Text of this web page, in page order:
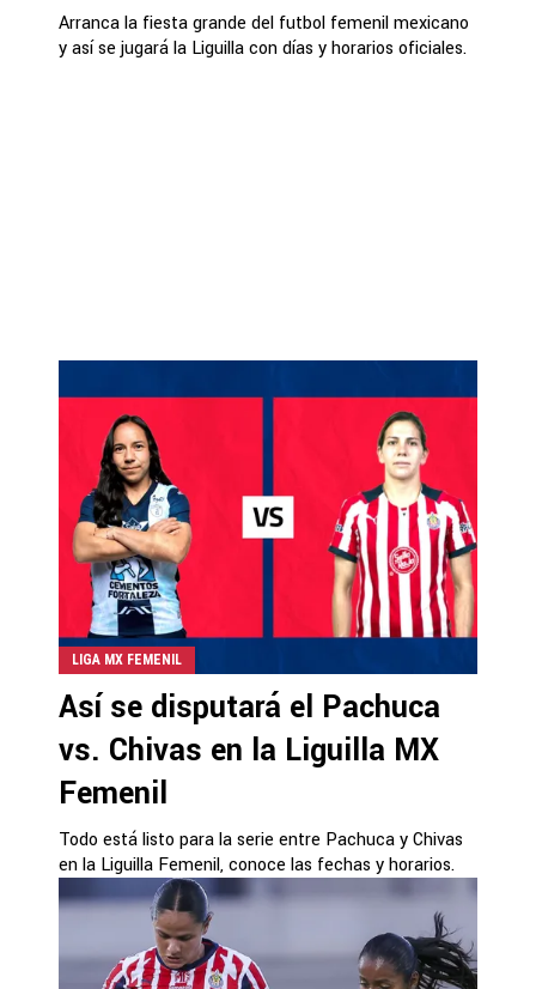
Arranca la fiesta grande del futbol femenil mexicano
y así se jugará la Liguilla con días y horarios oficiales.
LIGA MX FEMENIL
Así se disputará el Pachuca
vs. Chivas en la Liguilla MX
Femenil
Todo está listo para la serie entre Pachuca y Chivas
en la Liguilla Femenil, conoce las fechas y horarios.